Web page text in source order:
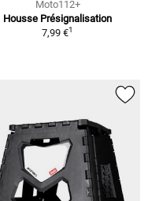
Moto112+
Housse Présignalisation
7,99 €1